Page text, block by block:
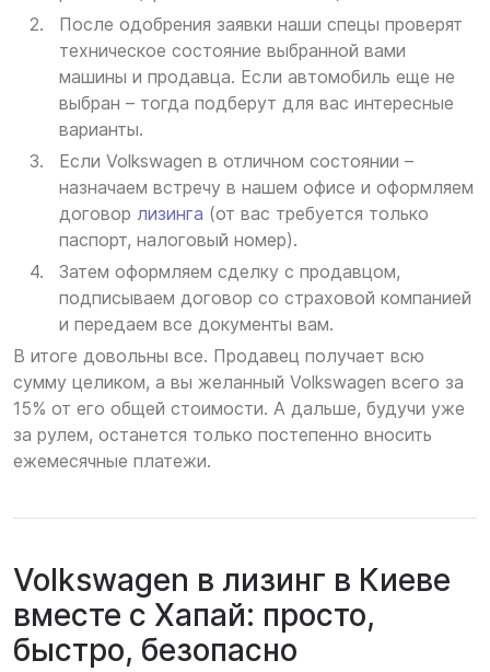
После одобрения заявки наши спецы проверят
техническое состояние выбранной вами
машины и продавца. Если автомобиль еще не
выбран – тогда подберут для вас интересные
варианты.
Если Volkswagen в отличном состоянии –
назначаем встречу в нашем офисе и оформляем
договор лизинга (от вас требуется только
паспорт, налоговый номер).
Затем оформляем сделку с продавцом,
подписываем договор со страховой компанией
и передаем все документы вам.
В итоге довольны все. Продавец получает всю
сумму целиком, а вы желанный Volkswagen всего за
15% от его общей стоимости. А дальше, будучи уже
за рулем, останется только постепенно вносить
ежемесячные платежи.
Volkswagen в лизинг в Киеве
вместе с Хапай: просто,
быстро, безопасно